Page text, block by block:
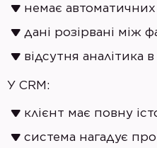
немає автоматичних
дані розірвані між
відсутня аналітика
У CRM:
клієнт має повну
система нагадує